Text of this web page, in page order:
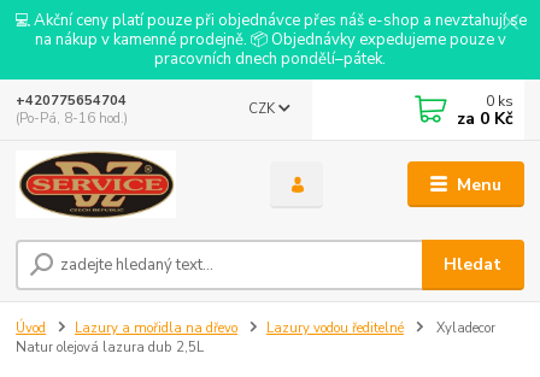
💻 Akční ceny platí pouze při objednávce přes náš e-shop a nevztahují se
na nákup v kamenné prodejně. 📦 Objednávky expedujeme pouze v
pracovních dnech pondělí–pátek.
Menu
CZK
Hledat
+420775654704
(Po-Pá, 8-16 hod.)
0 ks
za 0 Kč
Úvod Lazury a mořidla na dřevo Lazury vodou ředitelné
Xyladecor
Natur olejová lazura dub 2,5L